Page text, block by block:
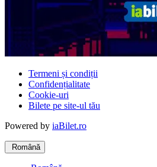
Termeni și condiții
Confidențialitate
Cookie-uri
Bilete pe site-ul tău
Powered by iaBilet.ro
Română